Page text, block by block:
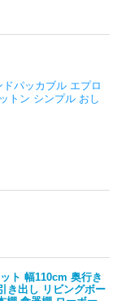
パッカブル エプロ
トン シンプル おし
ト 幅110cm 奥行き
き出し リビングボー